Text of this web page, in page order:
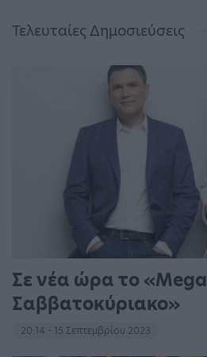
Τελευταίες Δημοσιεύσεις
Σε νέα ώρα το «Mega
Σαββατοκύριακο»
20:14 - 15 Σεπτεμβρίου 2023